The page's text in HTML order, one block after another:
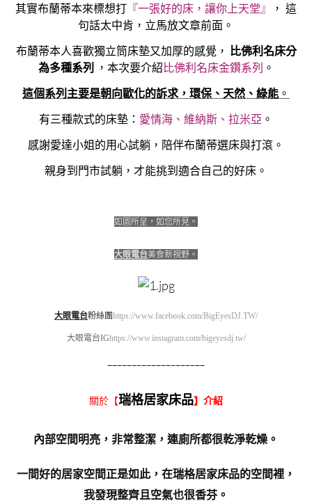
其實布蘭蒂本來標想打 『一張好的床，讓你上天堂』
， 這
句話太中肯，立馬放文章前面。
布蘭蒂本人喜歡獨立筒床墊又加厚的感覺，
比佛利名床分
為多種系列
，本次要介紹 比佛利名床金鑽系列 。
這個系列主要是朝向歐化的訴求，環保、天然、綠能 。
有三種款式的床墊： 愛情海、維納斯、拉米亞 。
感謝愛達小姐的用心試躺，陪伴布蘭蒂選床與打滾。
親身到門市試躺，才能挑到適合自己的好床。
如圖所呈，如您所見。
大眼電台美食新視野。
大眼電台粉絲團https://www.facebook.com/BigEyesDJ.TW/
大眼電台IGhttps://www.instagram.com/bigeyesdj.tw/
————————————————————
關於【瑞格居家床品】介紹
內部空間明亮，非常整潔，連廁所都很乾淨乾燥。
一間好的居家空間正是如此，在瑞格居家床品的空間裡，
我發現整齊且空氣也很香芬。